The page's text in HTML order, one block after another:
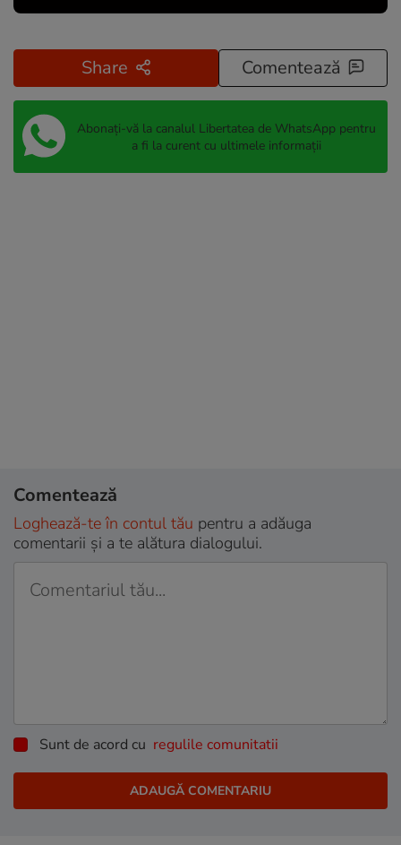
Share Comentează
Abonați-vă la canalul Libertatea de WhatsApp pentru
a fi la curent cu ultimele informații
Comentează
Loghează-te în contul tău pentru a adăuga
comentarii și a te alătura dialogului.
Sunt de acord cu regulile comunitatii